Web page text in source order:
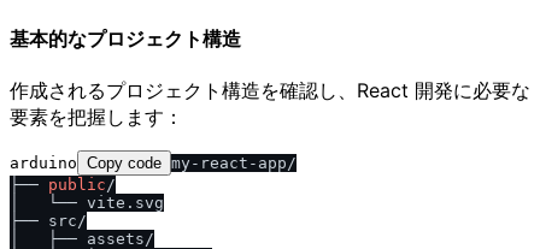
基本的なプロジェクト構造
作成されるプロジェクト構造を確認し、React 開発に必要な
要素を把握します：
arduino Copy code my-react-app/
├── public /
│   └── vite.svg
├── src/
│   ├── assets/